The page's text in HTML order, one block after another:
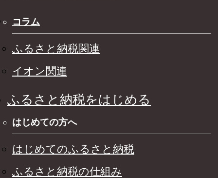
コラム
ふるさと納税関連
イオン関連
ふるさと納税をはじめる
はじめての方へ
はじめてのふるさと納税
ふるさと納税の仕組み